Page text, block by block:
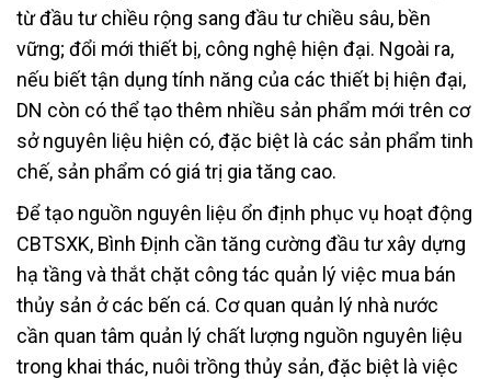
từ đầu tư chiều rộng sang đầu tư chiều sâu, bền
vững; đổi mới thiết bị, công nghệ hiện đại. Ngoài ra,
nếu biết tận dụng tính năng của các thiết bị hiện đại,
DN còn có thể tạo thêm nhiều sản phẩm mới trên cơ
sở nguyên liệu hiện có, đặc biệt là các sản phẩm tinh
chế, sản phẩm có giá trị gia tăng cao.
Để tạo nguồn nguyên liệu ổn định phục vụ hoạt động
CBTSXK, Bình Định cần tăng cường đầu tư xây dựng
hạ tầng và thắt chặt công tác quản lý việc mua bán
thủy sản ở các bến cá. Cơ quan quản lý nhà nước
cần quan tâm quản lý chất lượng nguồn nguyên liệu
trong khai thác, nuôi trồng thủy sản, đặc biệt là việc